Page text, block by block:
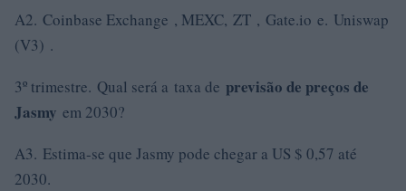
A2. Coinbase Exchange , MEXC, ZT , Gate.io e. Uniswap
(V3) .
3º trimestre. Qual será a taxa de previsão de preços de
Jasmy em 2030?
A3. Estima-se que Jasmy pode chegar a US $ 0,57 até
2030.